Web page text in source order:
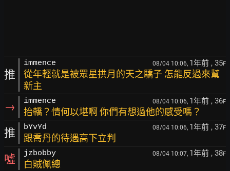
推
immence 08/04 10:06, 1年前 , 35F
從年輕就是被眾星拱月的天之驕子 怎能反過來幫
新主
→ immence 08/04 10:06, 1年前 , 36F
抬轎？情何以堪啊 你們有想過他的感受嗎？
推 bYvYd 08/04 10:06, 1年前 , 37F
跟喬丹的待遇高下立判
噓 jzbobby 08/04 10:07, 1年前 , 38F
白賊佩總